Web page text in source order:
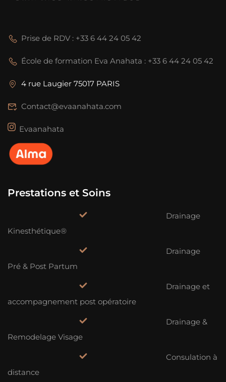
Prise de RDV : +33 6 44 24 05 42
École de formation Eva Anahata : +33 6 44 24 05 42
4 rue Laugier 75017 PARIS
Contact@evaanahata.com
Evaanahata
Prestations et Soins
Drainage
Kinesthétique®
Drainage
Pré & Post Partum
Drainage et
accompagnement post opératoire
Drainage &
Remodelage Visage
Consulation à
distance